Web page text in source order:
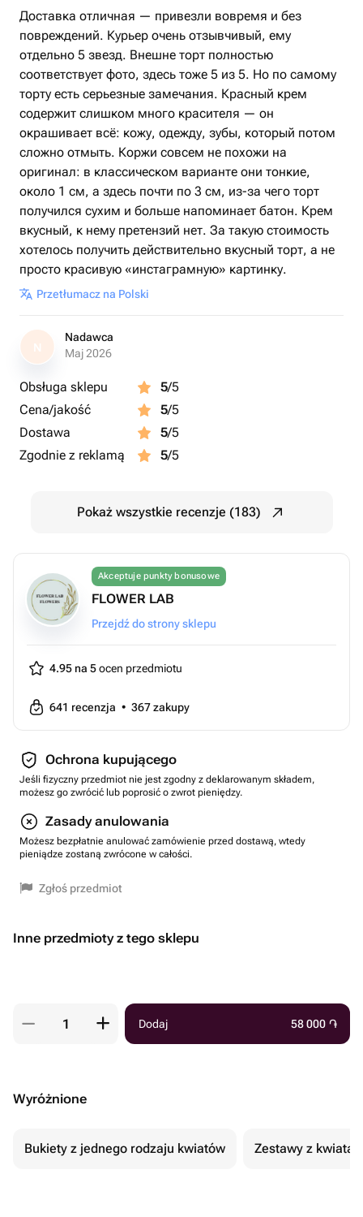
Доставка отличная — привезли вовремя и без
повреждений. Курьер очень отзывчивый, ему
отдельно 5 звезд. Внешне торт полностью
соответствует фото, здесь тоже 5 из 5. Но по самому
торту есть серьезные замечания. Красный крем
содержит слишком много красителя — он
окрашивает всё: кожу, одежду, зубы, который потом
сложно отмыть. Коржи совсем не похожи на
оригинал: в классическом варианте они тонкие,
около 1 см, а здесь почти по 3 см, из-за чего торт
получился сухим и больше напоминает батон. Крем
вкусный, к нему претензий нет. За такую стоимость
хотелось получить действительно вкусный торт, а не
просто красивую «инстаграмную» картинку.
Przetłumacz na Polski
N
Nadawca
Maj 2026
Obsługa sklepu 5/5
Cena/jakość
5/5
Dostawa
5/5
Zgodnie z reklamą
5/5
Pokaż wszystkie recenzje (183)
Akceptuje punkty bonusowe
FLOWER LAB
Przejdź do strony sklepu
4.95 na 5ocen przedmiotu
641 recenzja • 367zakupy
Ochrona kupującego
Jeśli fizyczny przedmiot nie jest zgodny z deklarowanym składem,
możesz go zwrócić lub poprosić o zwrot pieniędzy.
Zasady anulowania
Możesz bezpłatnie anulować zamówienie przed dostawą, wtedy
pieniądze zostaną zwrócone w całości.
Zgłoś przedmiot
Inne przedmioty z tego sklepu
Dodaj 58 000 ֏
Wyróżnione
Bukiety z jednego rodzaju kwiatów Zestawy z